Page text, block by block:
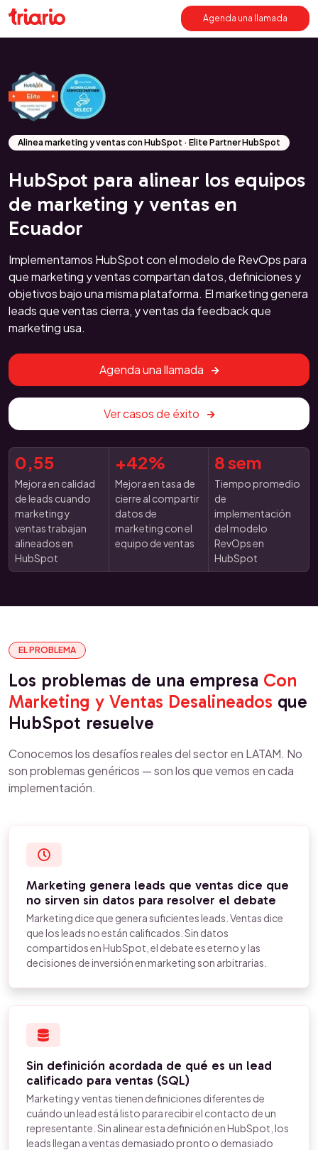
Agenda una llamada
Alinea marketing y ventas con HubSpot · Elite Partner HubSpot
HubSpot para alinear los equipos
de marketing y ventas en
Ecuador
Implementamos HubSpot con el modelo de RevOps para
que marketing y ventas compartan datos, definiciones y
objetivos bajo una misma plataforma. El marketing genera
leads que ventas cierra, y ventas da feedback que
marketing usa.
Agenda una llamada
Ver casos de éxito
0,55
Mejora en calidad
de leads cuando
marketing y
ventas trabajan
alineados en
HubSpot
+42%
Mejora en tasa de
cierre al compartir
datos de
marketing con el
equipo de ventas
8 sem
Tiempo promedio
de
implementación
del modelo
RevOps en
HubSpot
EL PROBLEMA
Los problemas de una empresa Con
Marketing y Ventas Desalineados que
HubSpot resuelve
Conocemos los desafíos reales del sector en LATAM. No
son problemas genéricos — son los que vemos en cada
implementación.
Marketing genera leads que ventas dice que
no sirven sin datos para resolver el debate
Marketing dice que genera suficientes leads. Ventas dice
que los leads no están calificados. Sin datos
compartidos en HubSpot, el debate es eterno y las
decisiones de inversión en marketing son arbitrarias.
Sin definición acordada de qué es un lead
calificado para ventas (SQL)
Marketing y ventas tienen definiciones diferentes de
cuándo un lead está listo para recibir el contacto de un
representante. Sin alinear esta definición en HubSpot, los
leads llegan a ventas demasiado pronto o demasiado